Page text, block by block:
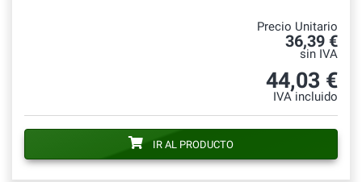
Precio Unitario
36,39 €
sin IVA
44,03 €
IVA incluido
IR AL PRODUCTO